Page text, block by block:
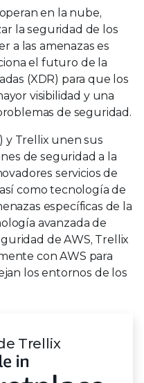
en la nube,
la seguridad de los
a las amenazas es
el futuro de la
(XDR) para que los
visibilidad y una
de seguridad.
y Trellix unen sus
de seguridad a la
servicios de
como tecnología de
específicas de la
avanzada de
de AWS, Trellix
con AWS para
los entornos de los
Trellix